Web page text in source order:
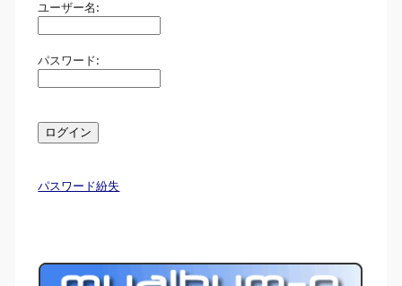
ユーザー名:
パスワード:
パスワード紛失